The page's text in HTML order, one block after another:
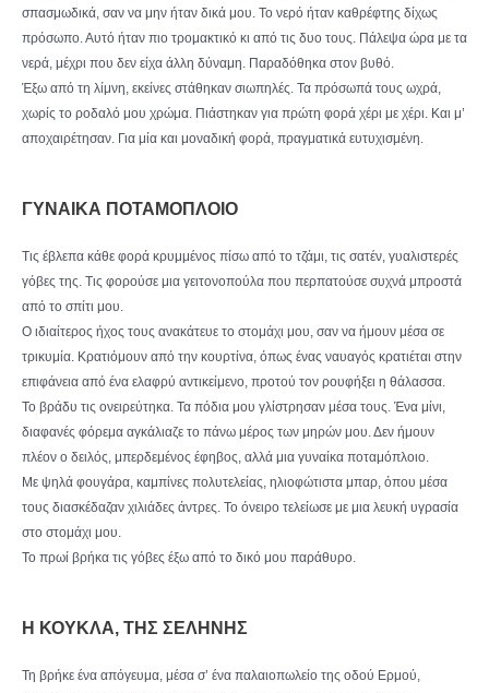
σπασμωδικά, σαν να μην ήταν δικά μου. Το νερό ήταν καθρέφτης δίχως
πρόσωπο. Αυτό ήταν πιο τρομακτικό κι από τις δυο τους. Πάλεψα ώρα με τα
νερά, μέχρι που δεν είχα άλλη δύναμη. Παραδόθηκα στον βυθό.
Έξω από τη λίμνη, εκείνες στάθηκαν σιωπηλές. Τα πρόσωπά τους ωχρά,
χωρίς το ροδαλό μου χρώμα. Πιάστηκαν για πρώτη φορά χέρι με χέρι. Και μ’
αποχαιρέτησαν. Για μία και μοναδική φορά, πραγματικά ευτυχισμένη.
ΓΥΝΑΙΚΑ ΠΟΤΑΜΟΠΛΟΙΟ
Τις έβλεπα κάθε φορά κρυμμένος πίσω από το τζάμι, τις σατέν, γυαλιστερές
γόβες της. Τις φορούσε μια γειτονοπούλα που περπατούσε συχνά μπροστά
από το σπίτι μου.
Ο ιδιαίτερος ήχος τους ανακάτευε το στομάχι μου, σαν να ήμουν μέσα σε
τρικυμία. Κρατιόμουν από την κουρτίνα, όπως ένας ναυαγός κρατιέται στην
επιφάνεια από ένα ελαφρύ αντικείμενο, προτού τον ρουφήξει η θάλασσα.
Το βράδυ τις ονειρεύτηκα. Τα πόδια μου γλίστρησαν μέσα τους. Ένα μίνι,
διαφανές φόρεμα αγκάλιαζε το πάνω μέρος των μηρών μου. Δεν ήμουν
πλέον ο δειλός, μπερδεμένος έφηβος, αλλά μια γυναίκα ποταμόπλοιο.
Με ψηλά φουγάρα, καμπίνες πολυτελείας, ηλιοφώτιστα μπαρ, όπου μέσα
τους διασκέδαζαν χιλιάδες άντρες. Το όνειρο τελείωσε με μια λευκή υγρασία
στο στομάχι μου.
Το πρωί βρήκα τις γόβες έξω από το δικό μου παράθυρο.
Η ΚΟΥΚΛΑ, ΤΗΣ ΣΕΛΗΝΗΣ
Τη βρήκε ένα απόγευμα, μέσα σ’ ένα παλαιοπωλείο της οδού Ερμού,